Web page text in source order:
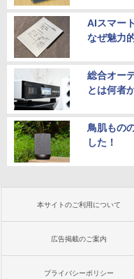
AIスマー
なぜ魅力
総合オー
とは何者
鳥肌もの
した！
本サイトのご利用について
広告掲載のご案内
プライバシーポリシー